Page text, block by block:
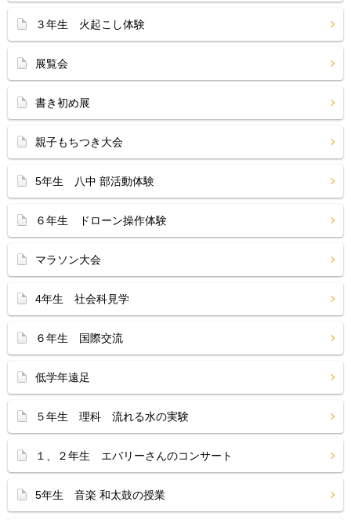
３年生 火起こし体験
展覧会
書き初め展
親子もちつき大会
5年生 八中 部活動体験
６年生 ドローン操作体験
マラソン大会
4年生 社会科見学
６年生 国際交流
低学年遠足
５年生 理科 流れる水の実験
１、２年生 エバリーさんのコンサート
5年生 音楽 和太鼓の授業